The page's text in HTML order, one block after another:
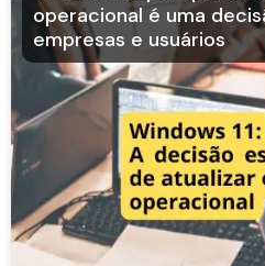
operacional é uma
empresas e usuários